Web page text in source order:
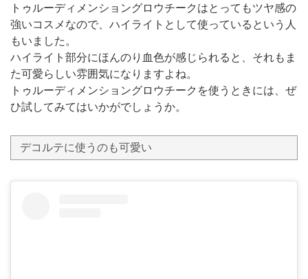
トゥルーディメンショングロウチークはとってもツヤ感の
強いコスメなので、ハイライトとして使っているという人
もいました。
ハイライト部分にほんのり血色が感じられると、それもま
た可愛らしい雰囲気になりますよね。
トゥルーディメンショングロウチークを使うときには、ぜ
ひ試してみてはいかがでしょうか。
デコルテに使うのも可愛い